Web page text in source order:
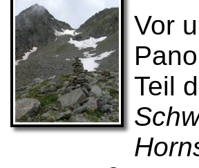
Vor
Teil